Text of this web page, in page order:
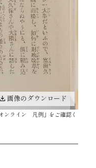
画像のダウンロード
ンライン 凡例 」をご確認く